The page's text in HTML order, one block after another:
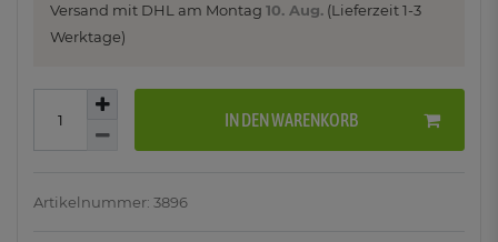
Versand mit DHL am Montag 10. Aug. (Lieferzeit 1-3
Werktage)
IN DEN WARENKORB
Artikelnummer: 3896